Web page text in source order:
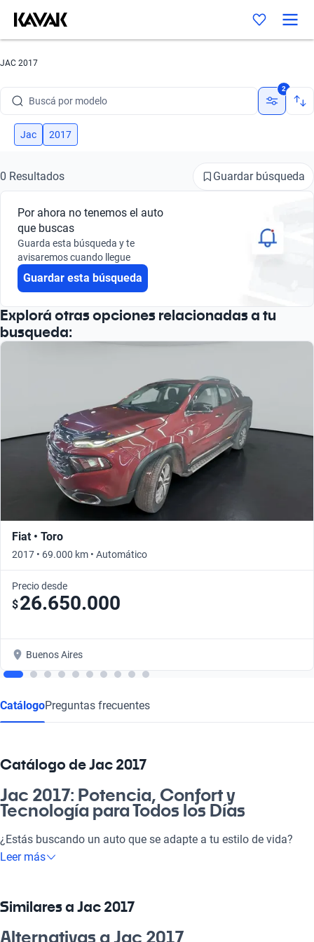
JAC 2017
Buscá por modelo
Buscá por versión
Buscá por marca
Buscá por modelo
Buscá por versión
2
Jac 2017
0 Resultados Guardar búsqueda
Por ahora no tenemos el auto
que buscas
Guarda esta búsqueda y te
avisaremos cuando llegue
Guardar esta búsqueda
Explorá otras opciones relacionadas a tu
busqueda:
Fiat • Toro
2017 • 69.000 km • Automático
Precio desde
$26.650.000
Buenos Aires
CatálogoPreguntas frecuentes
Catálogo de Jac 2017
Jac 2017: Potencia, Confort y
Tecnología para Todos los Días
¿Estás buscando un auto que se adapte a tu estilo de vida?
Descubrí la categoría Jac 2017, que combina rendimiento y
vehículos prometen satisfacer todas tus necesidades. Elegir un
Jac 2017 es optar por una excelente inversión en seguridad y
tecnología, garantizando que cada ruta sea un placer.
Leer más
Similares a Jac 2017
Alternativas a Jac 2017